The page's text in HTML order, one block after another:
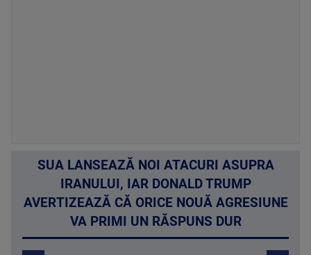
SUA LANSEAZĂ NOI ATACURI ASUPRA
IRANULUI, IAR DONALD TRUMP
AVERTIZEAZĂ CĂ ORICE NOUĂ AGRESIUNE
VA PRIMI UN RĂSPUNS DUR